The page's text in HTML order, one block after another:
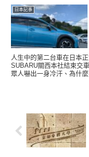
日本記事
人生中的第二台車在日本
SUBARU關西本社結束交
眾人嚇出一身冷汗、為什